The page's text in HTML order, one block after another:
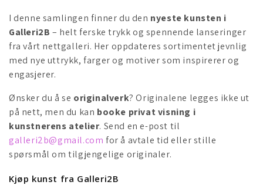
i
n
g
:
I denne samlingen finner du den nyeste kunsten i
Galleri2B – helt ferske trykk og spennende lanseringer
fra vårt nettgalleri. Her oppdateres sortimentet jevnlig
med nye uttrykk, farger og motiver som inspirerer og
engasjerer.
Ønsker du å se originalverk? Originalene legges ikke ut
på nett, men du kan booke privat visning i
kunstnerens atelier. Send en e-post til
galleri2b@gmail.com for å avtale tid eller stille
spørsmål om tilgjengelige originaler.
Kjøp kunst fra Galleri2B